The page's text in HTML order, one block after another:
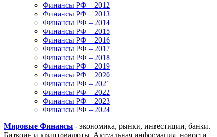
Финансы РФ – 2012
Финансы РФ – 2013
Финансы РФ – 2014
Финансы РФ – 2015
Финансы РФ – 2016
Финансы РФ – 2017
Финансы РФ – 2018
Финансы РФ – 2019
Финансы РФ – 2020
Финансы РФ – 2021
Финансы РФ – 2022
Финансы РФ – 2023
Финансы РФ – 2024
Мировые Финансы - экономика, рынки, инвестиции, банки.
Биткоин и криптовалюты. Актуальная информация, новости,